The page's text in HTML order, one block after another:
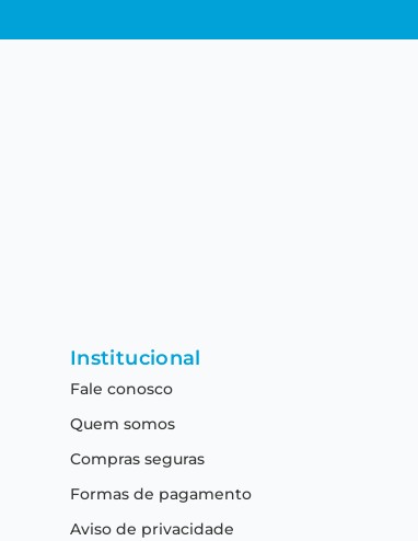
Institucional
Fale conosco
Quem somos
Compras seguras
Formas de pagamento
Aviso de privacidade